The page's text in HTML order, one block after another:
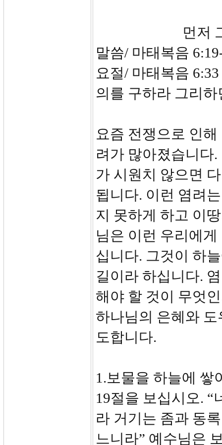
먼저 그의 나
말씀/ 마태복음
요절/ 마태복음
의를 구하라 그리
요즘 전쟁으로 인
려가 많아졌습니다
가 시원치 않으면
됩니다. 이런 염려
지 못하게 하고 이
님은 이런 우리에
십니다. 그것이 하
길이라 하십니다.
해야 할 것이 무엇
하나님의 은혜와
도합니다.
1.보물을 하늘에 쌓
19절을 보십시오. “
라 거기는 좀과 동
느니라” 예수님은